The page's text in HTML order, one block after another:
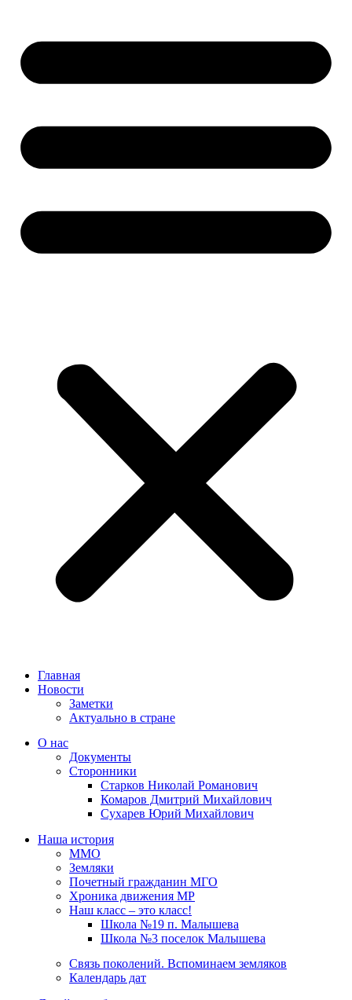
Главная
Новости
Заметки
Актуально в стране
О нас
Документы
Сторонники
Старков Николай Романович
Комаров Дмитрий Михайлович
Сухарев Юрий Михайлович
Наша история
ММО
Земляки
Почетный гражданин МГО
Хроника движения МР
Наш класс – это класс!
Школа №19 п. Малышева
Школа №3 поселок Малышева
Связь поколений. Вспоминаем земляков
Календарь дат